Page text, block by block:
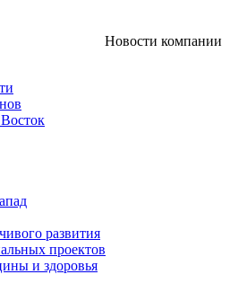
Новости компании
развития
проектов
и здоровья